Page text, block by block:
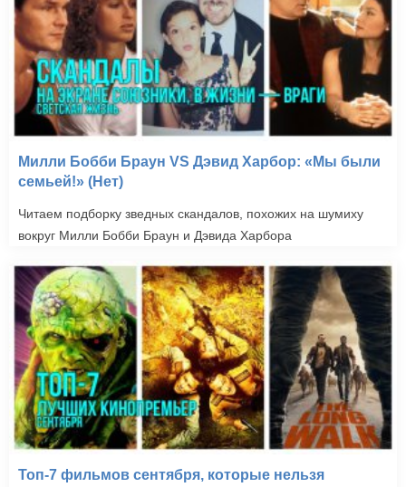
Милли Бобби Браун VS Дэвид Харбор: «Мы были
семьей!» (Нет)
Читаем подборку зведных скандалов, похожих на шумиху
вокруг Милли Бобби Браун и Дэвида Харбора
Топ-7 фильмов сентября, которые нельзя